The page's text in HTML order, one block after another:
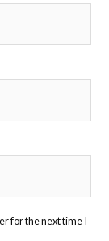
for the next time I